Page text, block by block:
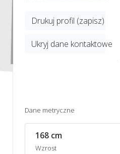
Drukuj profil (zapisz)
Ukryj dane kontaktowe
Dane metryczne
168 cm
Wzrost